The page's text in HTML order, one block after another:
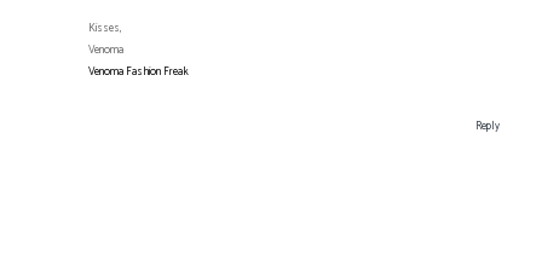
Kisses,
Venoma
Venoma Fashion Freak
Reply